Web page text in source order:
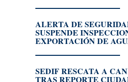
ALERTA DE
SUSPENDE
EXPORTACIÓN DE
SEDIF RESCATA A
TRAS REPORTE